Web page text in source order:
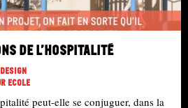
de l’hospitalité
Ecole
peut-elle se conjuguer, dans la